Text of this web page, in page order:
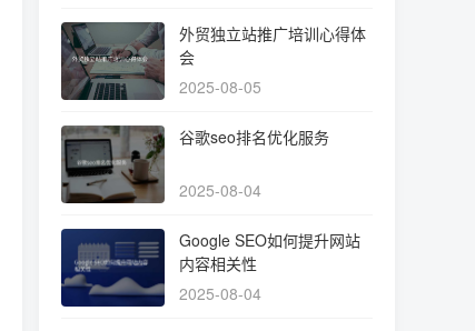
外贸独立站推广培训心得体
会
2025-08-05
谷歌seo排名优化服务
2025-08-04
Google SEO如何提升网站
内容相关性
2025-08-04